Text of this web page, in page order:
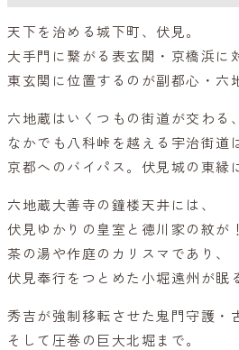
天下を治める城下町、伏見。
大手門に繋がる表玄関・京橋浜に
東玄関に位置するのが副都心・六
六地蔵はいくつもの街道が交わる
なかでも八科峠を越える宇治街道
京都へのバイパス。伏見城の東縁
六地蔵大善寺の鐘楼天井には、
伏見ゆかりの皇室と徳川家の紋が！
茶の湯や作庭のカリスマであり、
伏見奉行をつとめた小堀遠州が眠
秀吉が強制移転させた鬼門守護・
そして圧巻の巨大北堀まで。